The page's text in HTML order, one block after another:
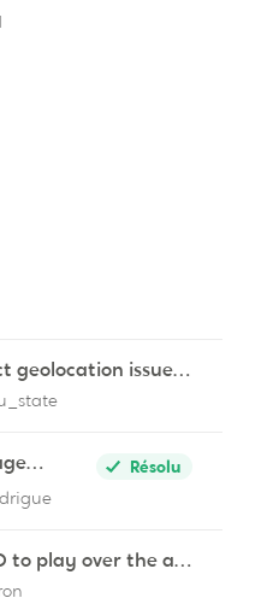
geolocation issue
public IP
Résolu
to play over the air
my antenna